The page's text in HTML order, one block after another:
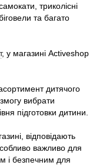
триколісні
та багато
, у магазині Activeshop
дитячого
вибрати
підготовки дитини.
відповідають
важливо для
і безпечним для